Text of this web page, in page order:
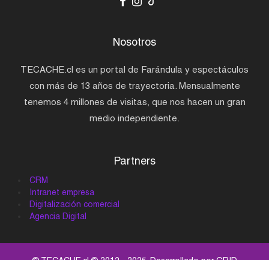
Nosotros
TECACHE.cl es un portal de Farándula y espectáculos
con más de 13 años de trayectoria. Mensualmente
tenemos 4 millones de visitas, que nos hacen un gran
medio independiente.
Partners
CRM
Intranet empresa
Digitalización comercial
Agencia Digital